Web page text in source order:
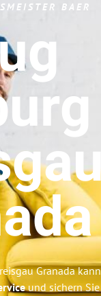
BAER
Granada
und sichern